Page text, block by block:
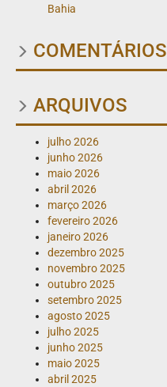
Bahia
COMENTÁRIOS
ARQUIVOS
julho 2026
junho 2026
maio 2026
abril 2026
março 2026
fevereiro 2026
janeiro 2026
dezembro 2025
novembro 2025
outubro 2025
setembro 2025
agosto 2025
julho 2025
junho 2025
maio 2025
abril 2025